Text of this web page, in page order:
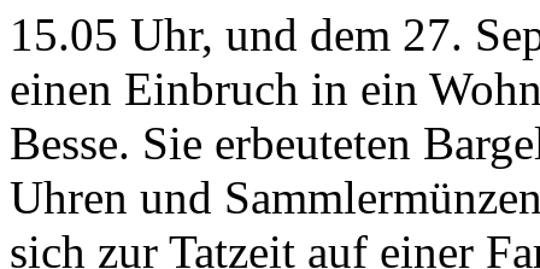
15.05 Uhr, und dem 27.
einen Einbruch in ein
Besse. Sie erbeuteten
Uhren und
sich zur Tatzeit auf einer